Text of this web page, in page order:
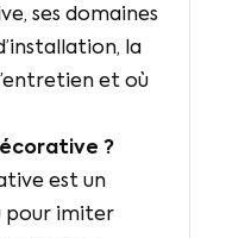
ses domaines
la
et où
?
est un
pour imiter